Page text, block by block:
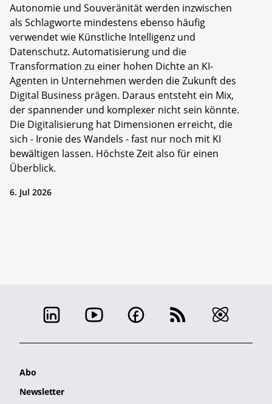
Autonomie und Souveränität werden inzwischen
als Schlagworte mindestens ebenso häufig
verwendet wie Künstliche Intelligenz und
Datenschutz. Automatisierung und die
Transformation zu einer hohen Dichte an KI-
Agenten in Unternehmen werden die Zukunft des
Digital Business prägen. Daraus entsteht ein Mix,
der spannender und komplexer nicht sein könnte.
Die Digitalisierung hat Dimensionen erreicht, die
sich - Ironie des Wandels - fast nur noch mit KI
bewältigen lassen. Höchste Zeit also für einen
Überblick.
6. Jul 2026
Abo
Newsletter